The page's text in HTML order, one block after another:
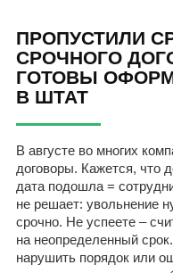
ПРОПУСТИЛИ
СРОЧНОГО
ГОТОВЫ
В ШТАТ
В августе во многих
договоры. Кажется, что
дата подошла =
не решает: увольнение
срочно. Не успеете –
на неопределенный
нарушить порядок или